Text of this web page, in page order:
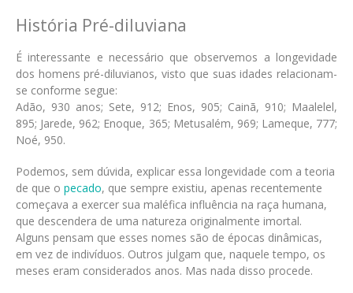
História Pré-diluviana
É interessante e necessário que observemos a longevidade
dos homens pré-diluvianos, visto que suas idades relacionam-
se conforme segue:
Adão, 930 anos; Sete, 912; Enos, 905; Cainã, 910; Maalelel,
895; Jarede, 962; Enoque, 365; Metusalém, 969; Lameque, 777;
Noé, 950.
Podemos, sem dúvida, explicar essa longevidade com a teoria
de que o pecado, que sempre existiu, apenas recentemente
começava a exercer sua maléfica influência na raça humana,
que descendera de uma natureza originalmente imortal.
Alguns pensam que esses nomes são de épocas dinâmicas,
em vez de indivíduos. Outros julgam que, naquele tempo, os
meses eram considerados anos. Mas nada disso procede.